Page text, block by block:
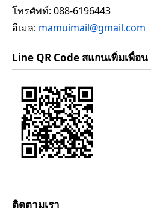
โทรศัพท์: 088-6196443
อีเมล: mamuimail@gmail.com
Line QR Code สแกนเพิ่มเพื่อน
ติดตามเรา